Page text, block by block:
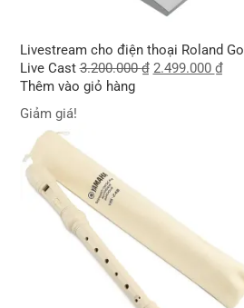
Livestream cho điện thoại Roland Go
Live Cast 3.200.000₫ 2.499.000 ₫
Thêm vào giỏ hàng
Giảm giá!